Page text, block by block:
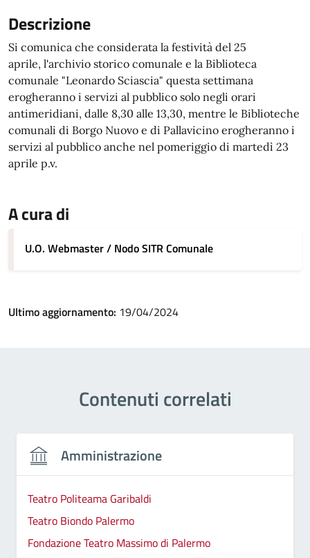
Descrizione
Si comunica che considerata la festività del 25
aprile, l'archivio storico comunale e la Biblioteca
comunale "Leonardo Sciascia" questa settimana
erogheranno i servizi al pubblico solo negli orari
antimeridiani, dalle 8,30 alle 13,30, mentre le Biblioteche
comunali di Borgo Nuovo e di Pallavicino erogheranno i
servizi al pubblico anche nel pomeriggio di martedì 23
aprile p.v.
A cura di
U.O. Webmaster / Nodo SITR Comunale
Ultimo aggiornamento: 19/04/2024
Contenuti correlati
Amministrazione
Teatro Politeama Garibaldi
Teatro Biondo Palermo
Fondazione Teatro Massimo di Palermo